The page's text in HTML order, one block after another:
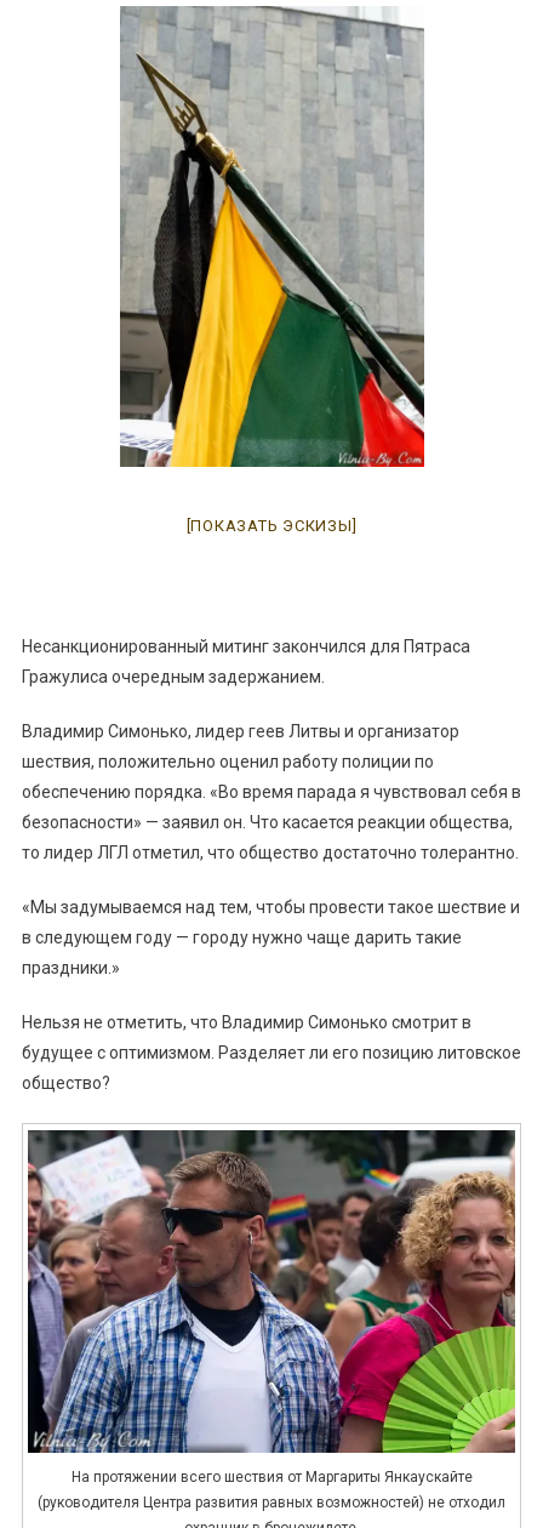
[ПОКАЗАТЬ ЭСКИЗЫ]
Несанкционированный митинг закончился для Пятраса
Гражулиса очередным задержанием.
Владимир Симонько, лидер геев Литвы и организатор
шествия, положительно оценил работу полиции по
обеспечению порядка. «Во время парада я чувствовал себя в
безопасности» — заявил он. Что касается реакции общества,
то лидер ЛГЛ отметил, что общество достаточно толерантно.
«Мы задумываемся над тем, чтобы провести такое шествие и
в следующем году — городу нужно чаще дарить такие
праздники.»
Нельзя не отметить, что Владимир Симонько смотрит в
будущее с оптимизмом. Разделяет ли его позицию литовское
общество?
На протяжении всего шествия от Маргариты Янкаускайте
(руководителя Центра развития равных возможностей) не отходил